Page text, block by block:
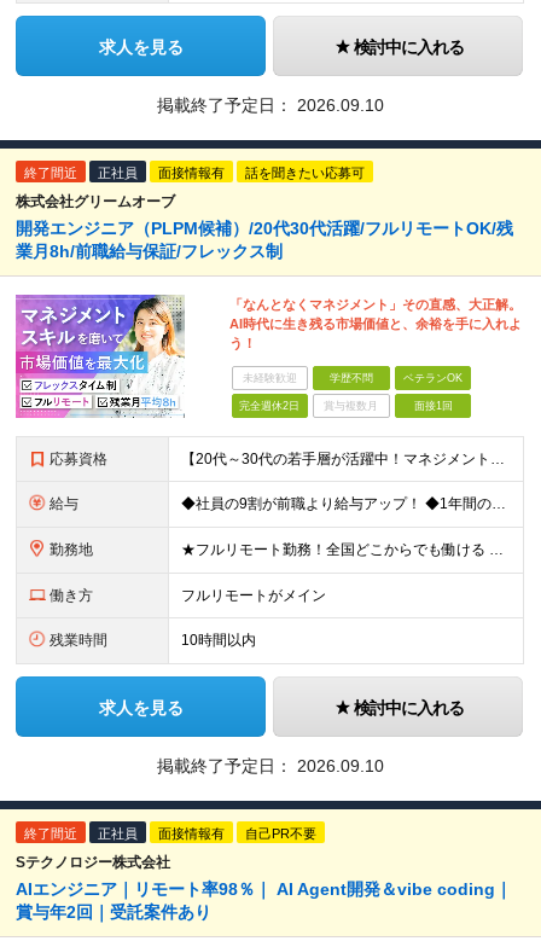
求人を見る 検討中に入れる
掲載終了予定日： 2026.09.10
終了間近 正社員 面接情報有 話を聞きたい応募可
株式会社グリームオーブ
開発エンジニア（PLPM候補）/20代30代活躍/フルリモートOK/残
業月8h/前職給与保証/フレックス制
「なんとなくマネジメント」その直感、大正解。
AI時代に生き残る市場価値と、余裕を手に入れよ
う！
未経験歓迎 学歴不問 ベテランOK
完全週休2日 賞与複数月 面接1回
応募資格 【20代～30代の若手層が活躍中！マネジメント未経験歓迎】 ●エンジニアとしての実務経験を3年以上お持ちの方 （開発言語や担当フェーズは不問） ●学歴不問 ★「PLやPMにステップアップしたい」 「
給与 ◆社員の9割が前職より給与アップ！ ◆1年間の昇給で月給2万～4万円UPも可能！ 月給450,000円～531,500円+賞与年2回 ※経験・スキルを考慮の上、優遇いたします ※残業代につきまして
勤務地 ★フルリモート勤務！全国どこからでも働ける 【事業所】 東京都品川区西五反田2-24-4 THE CROSS GOTANDA 1F ＼一人にならない！帰属意識を感じながら働ける／ リモートでもメン
働き方 フルリモートがメイン
残業時間 10時間以内
求人を見る 検討中に入れる
掲載終了予定日： 2026.09.10
終了間近 正社員 面接情報有 自己PR不要
Sテクノロジー株式会社
AIエンジニア｜リモート率98％｜ AI Agent開発＆vibe coding｜
賞与年2回｜受託案件あり